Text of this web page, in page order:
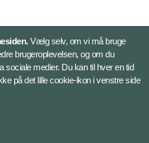
Vælg selv, om vi må bruge
brugeroplevelsen, og om du
sociale medier. Du kan til hver en tid
på det lille cookie-ikon i venstre side